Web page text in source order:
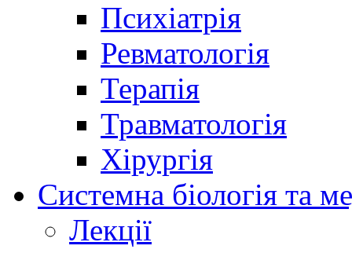
Психіатрія
Ревматологія
Терапія
Травматологія
Хірургія
Системна біологія та
Лекції